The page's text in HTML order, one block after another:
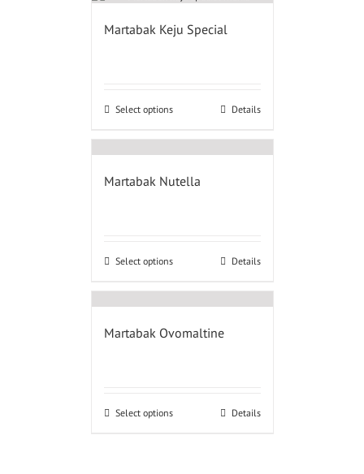
Martabak Keju Special
Select options Details
Martabak Nutella
Select options Details
Martabak Ovomaltine
Select options Details